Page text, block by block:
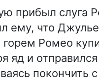
прибыл слуга
ему, что
Ромео
яд и
покончить